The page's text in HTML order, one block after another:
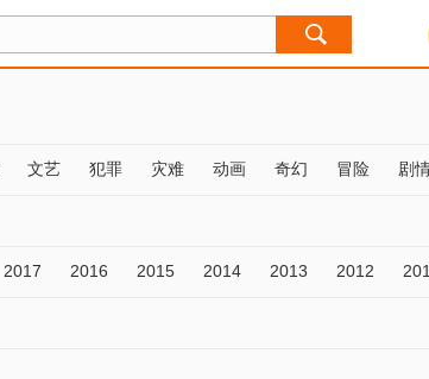
文艺 犯罪 灾难 动画 奇幻 冒险 剧
2017 2016 2015 2014 2013 2012